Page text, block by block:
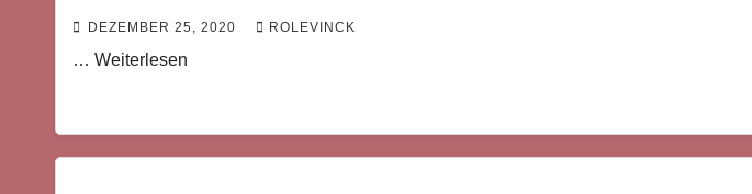
DEZEMBER 25, 2020 ROLEVINCK
… Weiterlesen